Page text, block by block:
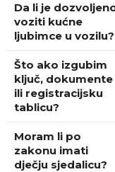
Da li je
voziti kućne
ljubimce u vozilu?
Što ako izgubim
ključ, dokumente
ili registracijsku
tablicu?
Moram li po
zakonu imati
dječju sjedalicu?